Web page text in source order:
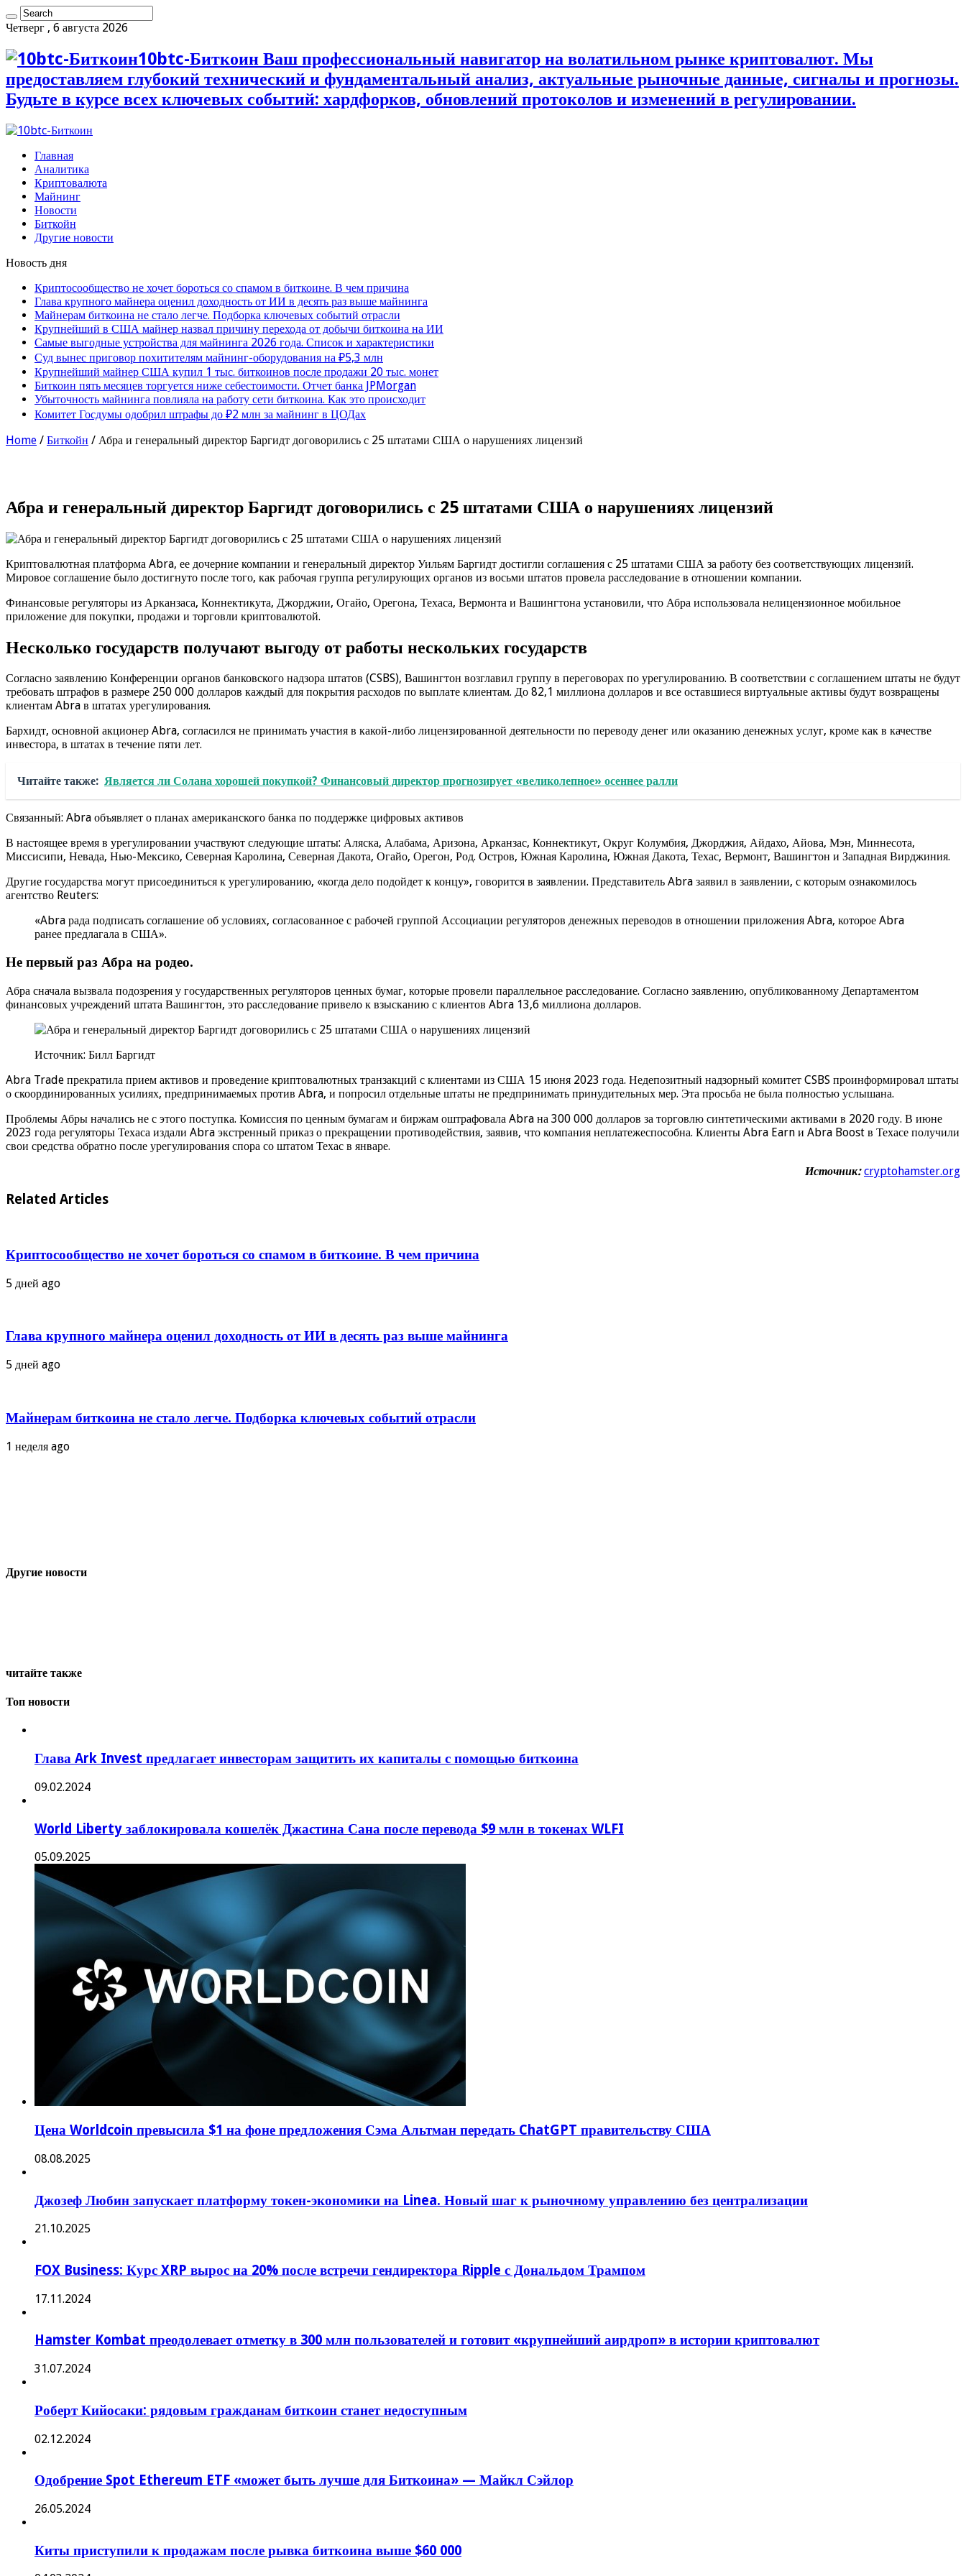
Четверг , 6 августа 2026
10btc-Биткоин Ваш профессиональный навигатор на волатильном рынке криптовалют. Мы
предоставляем глубокий технический и фундаментальный анализ, актуальные рыночные данные, сигналы и прогнозы.
Будьте в курсе всех ключевых событий: хардфорков, обновлений протоколов и изменений в регулировании.
Главная
Аналитика
Криптовалюта
Майнинг
Новости
Биткойн
Другие новости
Новость дня
Криптосообщество не хочет бороться со спамом в биткоине. В чем причина
Глава крупного майнера оценил доходность от ИИ в десять раз выше майнинга
Майнерам биткоина не стало легче. Подборка ключевых событий отрасли
Крупнейший в США майнер назвал причину перехода от добычи биткоина на ИИ
Самые выгодные устройства для майнинга 2026 года. Список и характеристики
Суд вынес приговор похитителям майнинг-оборудования на ₽5,3 млн
Крупнейший майнер США купил 1 тыс. биткоинов после продажи 20 тыс. монет
Биткоин пять месяцев торгуется ниже себестоимости. Отчет банка JPMorgan
Убыточность майнинга повлияла на работу сети биткоина. Как это происходит
Комитет Госдумы одобрил штрафы до ₽2 млн за майнинг в ЦОДах
Home / Биткойн / Абра и генеральный директор Баргидт договорились с 25 штатами США о нарушениях лицензий
Абра и генеральный директор Баргидт договорились с 25 штатами США о нарушениях лицензий
Криптовалютная платформа Abra, ее дочерние компании и генеральный директор Уильям Баргидт достигли соглашения с 25 штатами США за работу без соответствующих лицензий.
Мировое соглашение было достигнуто после того, как рабочая группа регулирующих органов из восьми штатов провела расследование в отношении компании.
Финансовые регуляторы из Арканзаса, Коннектикута, Джорджии, Огайо, Орегона, Техаса, Вермонта и Вашингтона установили, что Абра использовала нелицензионное мобильное
приложение для покупки, продажи и торговли криптовалютой.
Несколько государств получают выгоду от работы нескольких государств
Согласно заявлению Конференции органов банковского надзора штатов (CSBS), Вашингтон возглавил группу в переговорах по урегулированию. В соответствии с соглашением штаты не будут
требовать штрафов в размере 250 000 долларов каждый для покрытия расходов по выплате клиентам. До 82,1 миллиона долларов и все оставшиеся виртуальные активы будут возвращены
клиентам Abra в штатах урегулирования.
Бархидт, основной акционер Abra, согласился не принимать участия в какой-либо лицензированной деятельности по переводу денег или оказанию денежных услуг, кроме как в качестве
инвестора, в штатах в течение пяти лет.
Читайте также: Является ли Солана хорошей покупкой? Финансовый директор прогнозирует «великолепное» осеннее ралли
Связанный: Abra объявляет о планах американского банка по поддержке цифровых активов
В настоящее время в урегулировании участвуют следующие штаты: Аляска, Алабама, Аризона, Арканзас, Коннектикут, Округ Колумбия, Джорджия, Айдахо, Айова, Мэн, Миннесота,
Миссисипи, Невада, Нью-Мексико, Северная Каролина, Северная Дакота, Огайо, Орегон, Род. Остров, Южная Каролина, Южная Дакота, Техас, Вермонт, Вашингтон и Западная Вирджиния.
Другие государства могут присоединиться к урегулированию, «когда дело подойдет к концу», говорится в заявлении. Представитель Abra заявил в заявлении, с которым ознакомилось
агентство Reuters:
«Abra рада подписать соглашение об условиях, согласованное с рабочей группой Ассоциации регуляторов денежных переводов в отношении приложения Abra, которое Abra
ранее предлагала в США».
Не первый раз Абра на родео.
Абра сначала вызвала подозрения у государственных регуляторов ценных бумаг, которые провели параллельное расследование. Согласно заявлению, опубликованному Департаментом
финансовых учреждений штата Вашингтон, это расследование привело к взысканию с клиентов Abra 13,6 миллиона долларов.
Источник: Билл Баргидт
Abra Trade прекратила прием активов и проведение криптовалютных транзакций с клиентами из США 15 июня 2023 года. Недепозитный надзорный комитет CSBS проинформировал штаты
о скоординированных усилиях, предпринимаемых против Abra, и попросил отдельные штаты не предпринимать принудительных мер. Эта просьба не была полностью услышана.
Проблемы Абры начались не с этого поступка. Комиссия по ценным бумагам и биржам оштрафовала Abra на 300 000 долларов за торговлю синтетическими активами в 2020 году. В июне
2023 года регуляторы Техаса издали Abra экстренный приказ о прекращении противодействия, заявив, что компания неплатежеспособна. Клиенты Abra Earn и Abra Boost в Техасе получили
свои средства обратно после урегулирования спора со штатом Техас в январе.
Источник: cryptohamster.org
Related Articles
Криптосообщество не хочет бороться со спамом в биткоине. В чем причина
5 дней ago
Глава крупного майнера оценил доходность от ИИ в десять раз выше майнинга
5 дней ago
Майнерам биткоина не стало легче. Подборка ключевых событий отрасли
1 неделя ago
Другие новости
читайте также
Топ новости
Глава Ark Invest предлагает инвесторам защитить их капиталы с помощью биткоина
09.02.2024
World Liberty заблокировала кошелёк Джастина Сана после перевода $9 млн в токенах WLFI
05.09.2025
Цена Worldcoin превысила $1 на фоне предложения Сэма Альтман передать ChatGPT правительству США
08.08.2025
Джозеф Любин запускает платформу токен-экономики на Linea. Новый шаг к рыночному управлению без централизации
21.10.2025
FOX Business: Курс XRP вырос на 20% после встречи гендиректора Ripple с Дональдом Трампом
17.11.2024
Hamster Kombat преодолевает отметку в 300 млн пользователей и готовит «крупнейший аирдроп» в истории криптовалют
31.07.2024
Роберт Кийосаки: рядовым гражданам биткоин станет недоступным
02.12.2024
Одобрение Spot Ethereum ETF «может быть лучше для Биткоина» — Майкл Сэйлор
26.05.2024
Киты приступили к продажам после рывка биткоина выше $60 000